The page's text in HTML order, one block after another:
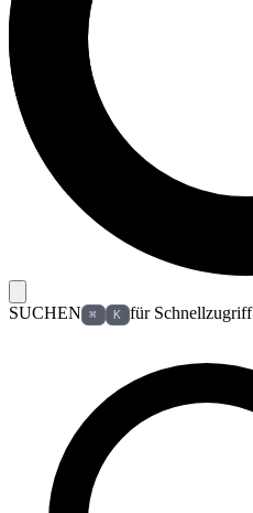
SUCHEN ⌘ K für Schnellzugriff